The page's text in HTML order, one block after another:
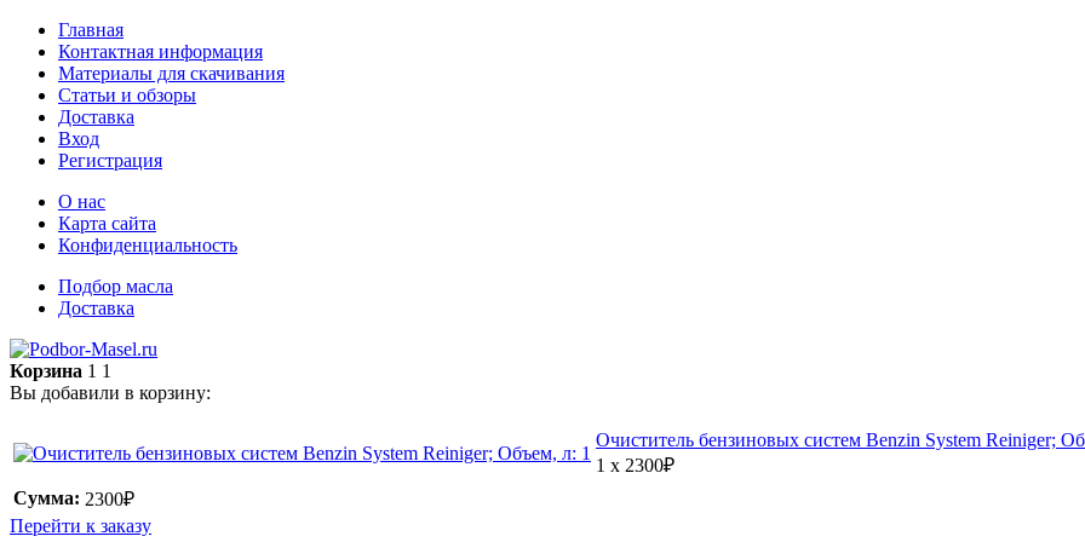
Главная
Контактная информация
Материалы для скачивания
Статьи и обзоры
Доставка
Вход
Регистрация
О нас
Карта сайта
Конфиденциальность
Подбор масла
Доставка
Корзина 1 1
Вы добавили в корзину:
Очиститель бензиновых систем Benzin System Reiniger;
1 x 2300₽
Сумма: 2300₽
Перейти к заказу